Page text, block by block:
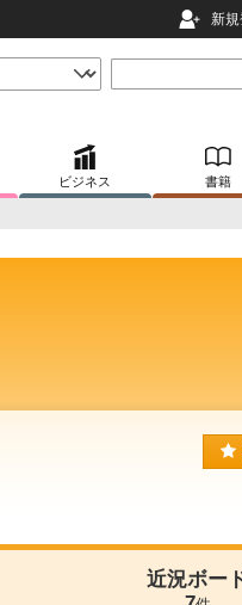
新
ビジネス 書籍
近況ボー